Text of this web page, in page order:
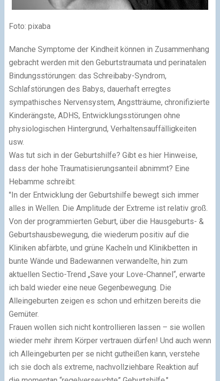
Foto: pixaba
Manche Symptome der Kindheit können in Zusammenhang
gebracht werden mit den Geburtstraumata und perinatalen
Bindungsstörungen: das Schreibaby-Syndrom,
Schlafstörungen des Babys, dauerhaft erregtes
sympathisches Nervensystem, Angstträume, chronifizierte
Kinderängste, ADHS, Entwicklungsstörungen ohne
physiologischen Hintergrund, Verhaltensauffälligkeiten
usw.
Was tut sich in der Geburtshilfe? Gibt es hier Hinweise,
dass der hohe Traumatisierungsanteil abnimmt? Eine
Hebamme schreibt:
"In der Entwicklung der Geburtshilfe bewegt sich immer
alles in Wellen. Die Amplitude der Extreme ist relativ groß.
Von der programmierten Geburt, über die Hausgeburts- &
Geburtshausbewegung, die wiederum positiv auf die
Kliniken abfärbte, und grüne Kacheln und Klinikbetten in
bunte Wände und Badewannen verwandelte, hin zum
aktuellen Sectio-Trend „Save your Love-Channel“, erwarte
ich bald wieder eine neue Gegenbewegung. Die
Alleingeburten zeigen es schon und erhitzen bereits die
Gemüter.
Frauen wollen sich nicht kontrollieren lassen – sie wollen
wieder mehr ihrem Körper vertrauen dürfen! Und auch wenn
ich Alleingeburten per se nicht gutheißen kann, verstehe
ich sie doch als extreme, nachvollziehbare Reaktion auf